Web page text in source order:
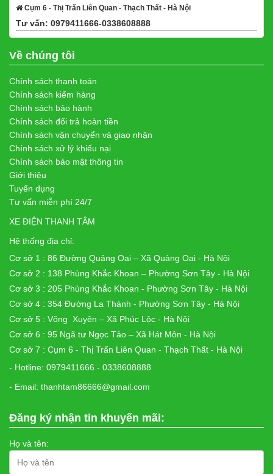
Cụm 6 - Thị Trấn Liên Quan - Thạch Thất - Hà Nội
Tư vấn: 0979411666-0338608888
Về chúng tôi
Chính sách thanh toán
Chính sách kiểm hàng
Chính sách bảo hành
Chính sách đổi trả hoàn tiền
Chính sách vận chuyển và giao nhận
Chính sách xử lý khiếu nại
Chính sách bảo mật thông tin
Giới thiệu
Tuyển dụng
Tư vấn miễn phí 24/7
XE ĐIỆN THANH TÂM
Hệ thống địa chỉ:
Cơ sở 1 : 86 Đường Quảng Oai – Xã Quảng Oai - Hà Nội
Cơ sở 2 : 138 Phùng Khắc Khoan – Phường Sơn Tây - Hà Nội
Cơ sở 3 : 205 Phùng Khắc Khoan - Phường Sơn Tây - Hà Nội
Cơ sở 4 : 354 Đường La Thành - Phường Sơn Tây - Hà Nội
Cơ sở 5 : Võng Xuyên – Xã Phúc Lộc - Hà Nội
Cơ sở 6 : 95 Ngã tư Ngọc Tảo – Xã Hát Môn - Hà Nội
Cơ sở 7 : Cụm 6 - Thị Trấn Liên Quan - Thạch Thất - Hà Nội
- Hotline: 0979411666 - 0338608888
- Email: thanhtam86666@gmail.com
Đăng ký nhận tin khuyến mãi:
Họ và tên: